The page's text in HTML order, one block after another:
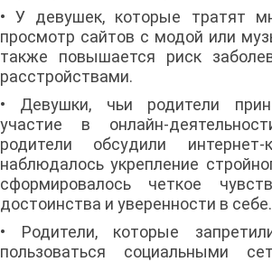
• У девушек, которые тратят
просмотр сайтов с модой или
также повышается риск
расстройствами.
• Девушки, чьи родители
участие в онлайн-
родители обсудили
наблюдалось укрепление
сформировалось четкое
достоинства и уверенности в себе.
• Родители, которые
пользоваться социальными